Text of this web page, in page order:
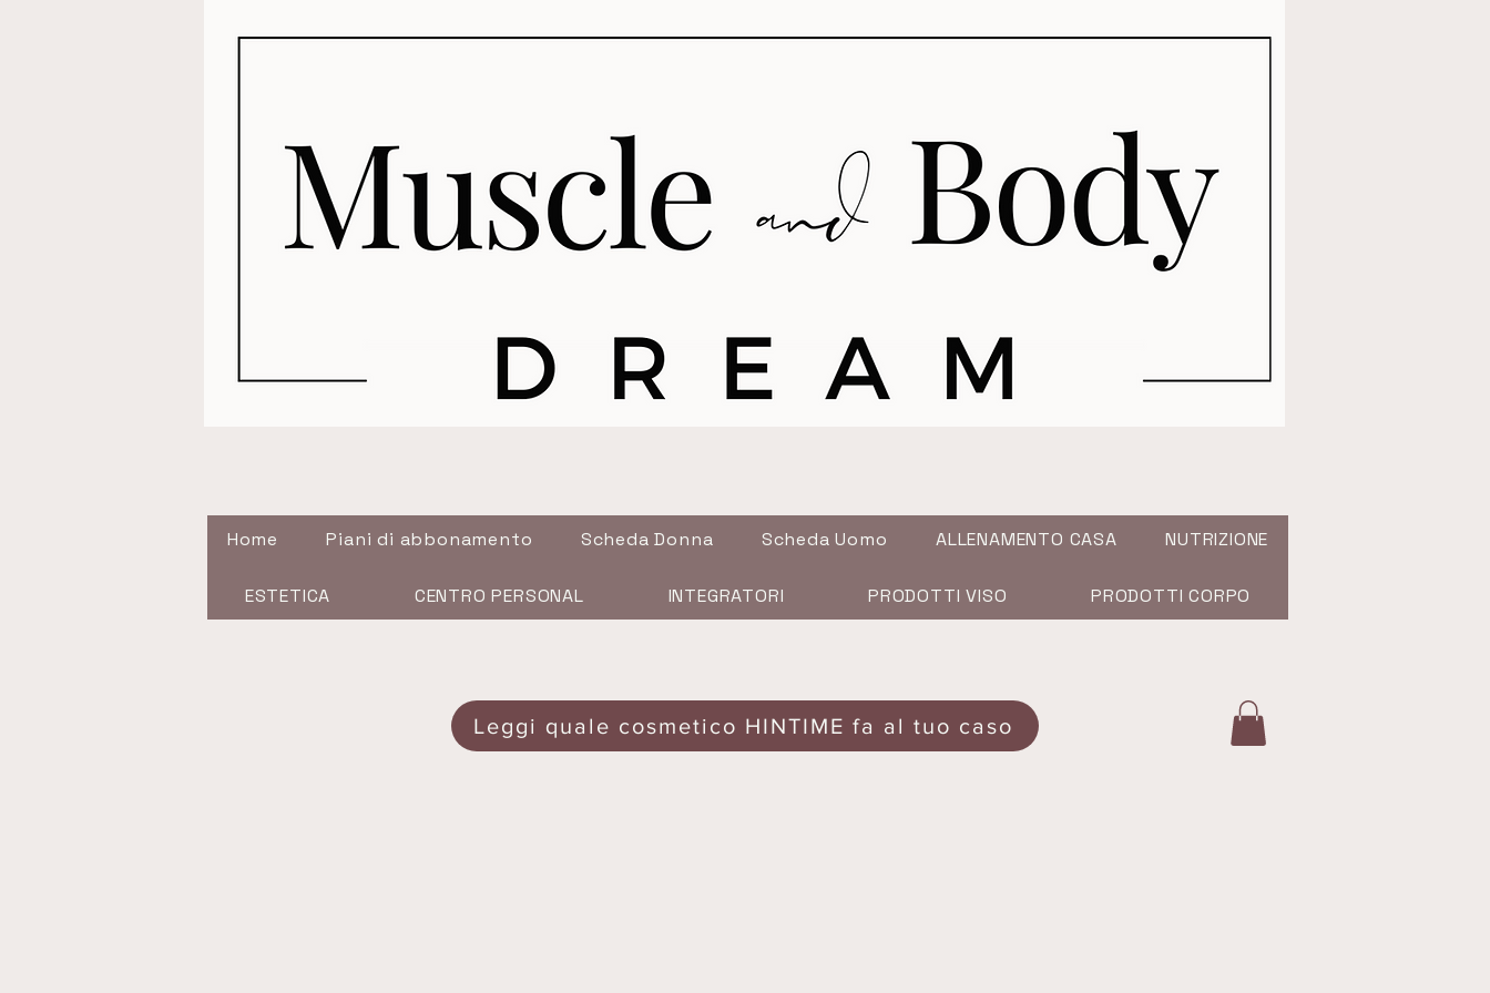
Home Piani di abbonamento Scheda Donna Scheda Uomo ALLENAMENTO CASA NUTRIZIONE
ESTETICA CENTRO PERSONAL INTEGRATORI PRODOTTI VISO PRODOTTI CORPO
Leggi quale cosmetico HINTIME fa al tuo caso